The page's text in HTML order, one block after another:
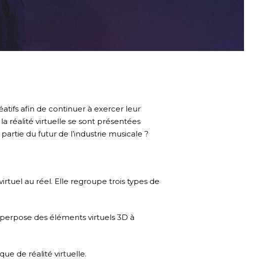
afin de continuer à exercer leur
réalité virtuelle se sont présentées
du futur de l’industrie musicale ?
au réel. Elle regroupe trois types de
des éléments virtuels 3D à
de réalité virtuelle.